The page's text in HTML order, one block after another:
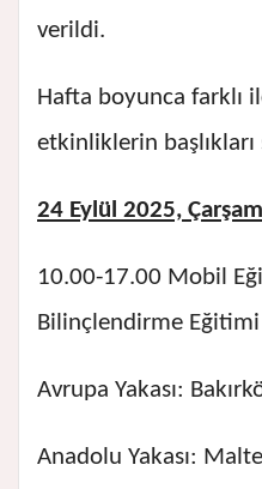
verildi.
Hafta boyunca farklı
etkinliklerin başlıkları
24 Eylül 2025,
10.00-17.00 Mobil
Bilinçlendirme Eğitimi
Avrupa Yakası:
Anadolu Yakası: